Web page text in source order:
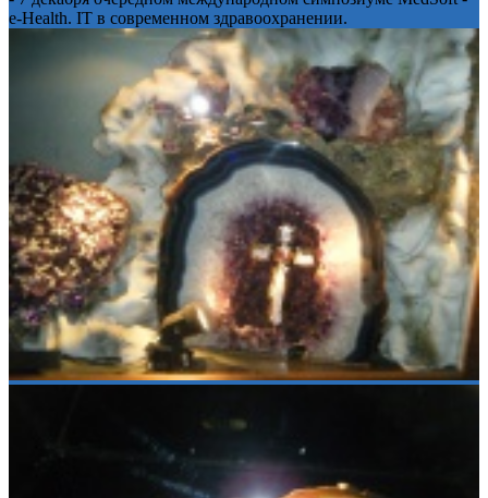
e-Health. IT в современном здравоохранении.